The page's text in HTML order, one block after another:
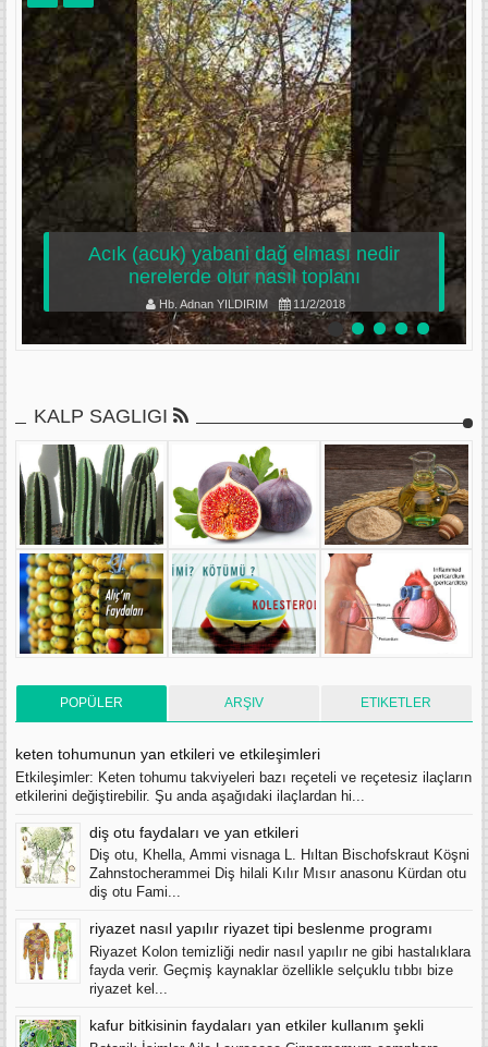
Acık (acuk) yabani dağ elması nedir
nerelerde olur nasıl toplanı
Hb. Adnan YILDIRIM 11/2/2018
KALP SAGLIGI
POPÜLER ARŞIV ETIKETLER
keten tohumunun yan etkileri ve etkileşimleri
Etkileşimler: Keten tohumu takviyeleri bazı reçeteli ve reçetesiz ilaçların
etkilerini değiştirebilir. Şu anda aşağıdaki ilaçlardan hi...
diş otu faydaları ve yan etkileri
Diş otu, Khella, Ammi visnaga L. Hıltan Bischofskraut Köşni
Zahnstocherammei Diş hilali Kılır Mısır anasonu Kürdan otu
diş otu Fami...
riyazet nasıl yapılır riyazet tipi beslenme programı
Riyazet Kolon temizliği nedir nasıl yapılır ne gibi hastalıklara
fayda verir. Geçmiş kaynaklar özellikle selçuklu tıbbı bize
riyazet kel...
kafur bitkisinin faydaları yan etkiler kullanım şekli